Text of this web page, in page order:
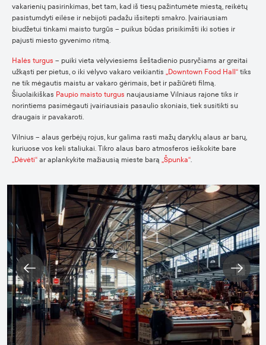
vakarienių pasirinkimas, bet tam, kad iš tiesų pažintumėte miestą, reikėtų
pasistumdyti eilėse ir nebijoti padažu išsitepti smakro. Įvairiausiam
biudžetui tinkami maisto turgūs – puikus būdas prisikimšti iki soties ir
pajusti miesto gyvenimo ritmą.
Halės turgus – puiki vieta vėlyviesiems šeštadienio pusryčiams ar greitai
užkąsti per pietus, o iki vėlyvo vakaro veikiantis „Downtown Food Hall“ tiks
ne tik mėgautis maistu ar vakaro gėrimais, bet ir pažiūrėti filmą.
Šiuolaikiškas Paupio maisto turgus naujausiame Vilniaus rajone tiks ir
norintiems pasimėgauti įvairiausiais pasaulio skoniais, tiek susitikti su
draugais ir pavakaroti.
Vilnius – alaus gerbėjų rojus, kur galima rasti mažų daryklų alaus ar barų,
kuriuose vos keli staliukai. Tikro alaus baro atmosferos ieškokite bare
„Dėvėti“ ar aplankykite mažiausią mieste barą „Špunka“.